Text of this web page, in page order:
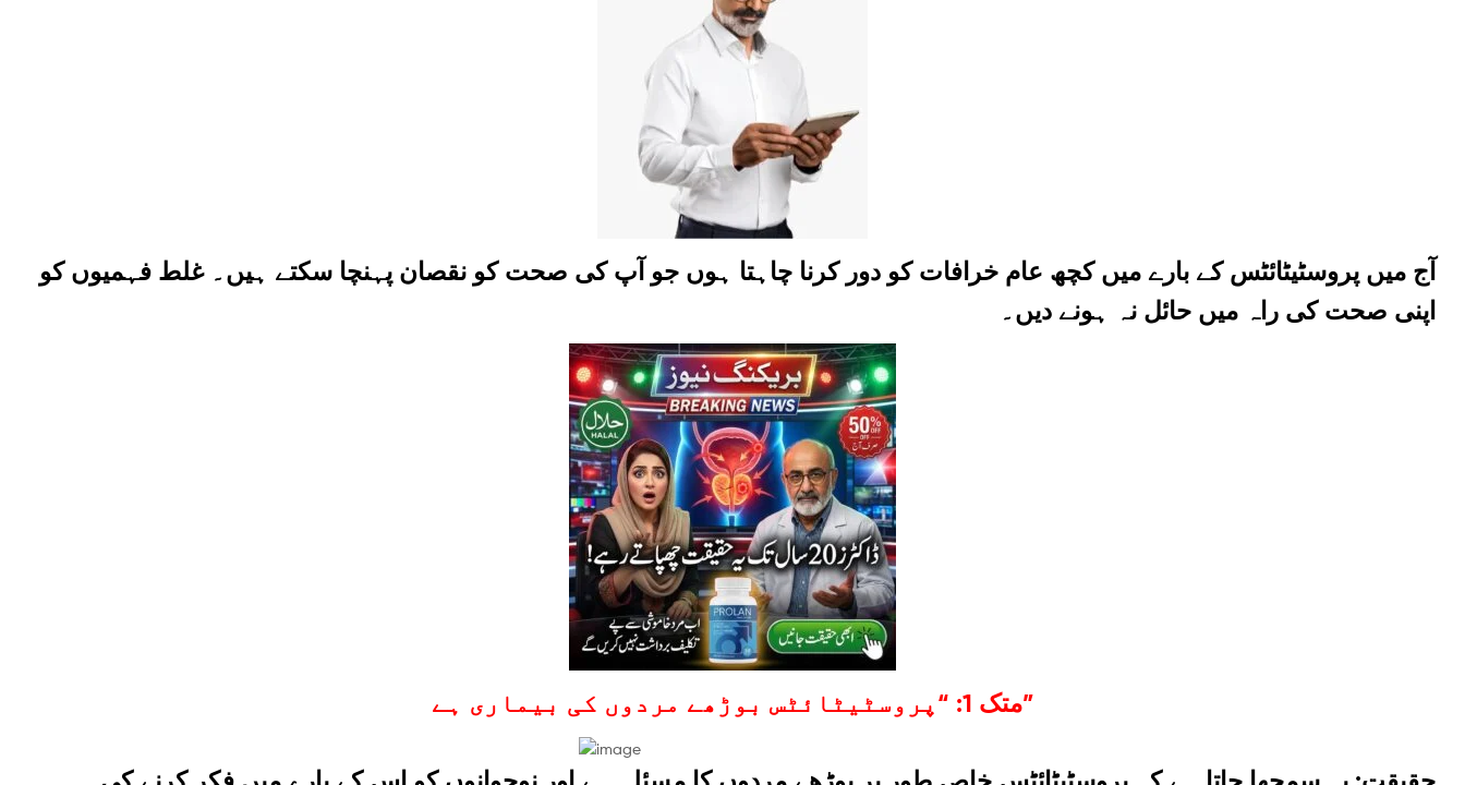
آج میں پروسٹیٹائٹس کے بارے میں کچھ عام خرافات کو دور کرنا چاہتا ہوں جو آپ کی صحت کو نقصان پہنچا سکتے ہیں۔ غلط فہمیوں کو
اپنی صحت کی راہ میں حائل نہ ہونے دیں۔
متک 1: “پروسٹیٹائٹس بوڑھے مردوں کی بیماری ہے”